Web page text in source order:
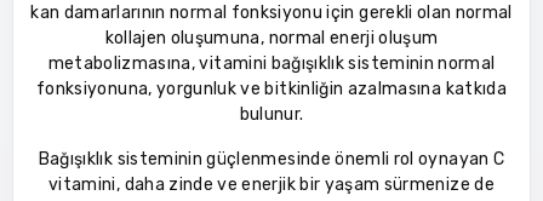
kan damarlarının normal fonksiyonu için gerekli olan normal
kollajen oluşumuna, normal enerji oluşum
metabolizmasına, vitamini bağışıklık sisteminin normal
fonksiyonuna, yorgunluk ve bitkinliğin azalmasına katkıda
bulunur.
Bağışıklık sisteminin güçlenmesinde önemli rol oynayan C
vitamini, daha zinde ve enerjik bir yaşam sürmenize de